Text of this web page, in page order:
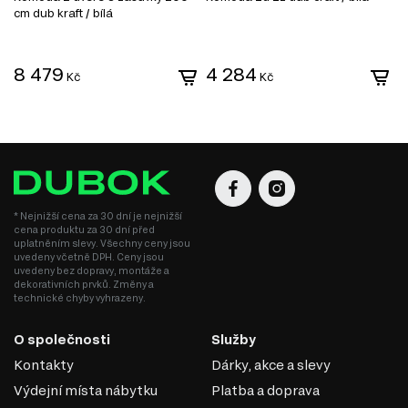
cm dub kraft / bílá
8 479 Kč 4 284 Kč
* Nejnižší cena za 30 dní je nejnižší
cena produktu za 30 dní před
uplatněním slevy. Všechny ceny jsou
uvedeny včetně DPH. Ceny jsou
uvedeny bez dopravy, montáže a
dekorativních prvků. Změny a
technické chyby vyhrazeny.
O společnosti
Kontakty
Výdejní místa nábytku
Služby
Dárky, akce a slevy
Platba a doprava